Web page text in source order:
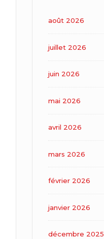
août 2026
juillet 2026
juin 2026
mai 2026
avril 2026
mars 2026
février 2026
janvier 2026
décembre 2025